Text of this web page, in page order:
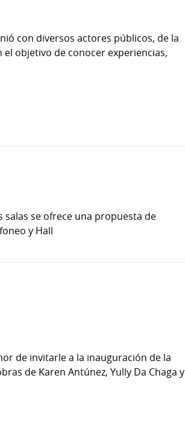
con diversos actores públicos, de la
objetivo de conocer experiencias,
salas se ofrece una propuesta de
y Hall
de invitarle a la inauguración de la
de Karen Antúnez, Yully Da Chaga y